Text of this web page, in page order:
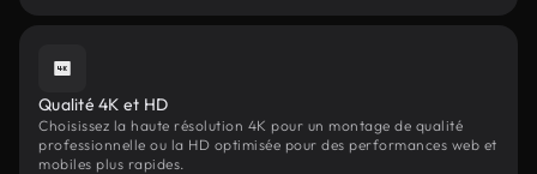
Qualité 4K et HD
Choisissez la haute résolution 4K pour un montage de qualité
professionnelle ou la HD optimisée pour des performances web et
mobiles plus rapides.